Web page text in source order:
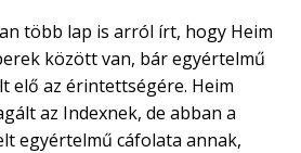
több lap is arról írt, hogy Heim
között van, bár egyértelmű
elő az érintettségére. Heim
az Indexnek, de abban a
egyértelmű cáfolata annak,